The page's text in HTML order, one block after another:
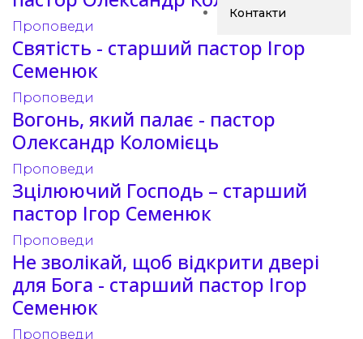
Контакти
Проповеди
Святість - старший пастор Ігор
Семенюк
Проповеди
Вогонь, який палає - пастор
Олександр Коломієць
Проповеди
Зцілюючий Господь – старший
пастор Ігор Семенюк
Проповеди
Не зволікай, щоб відкрити двері
для Бога - старший пастор Ігор
Семенюк
Проповеди